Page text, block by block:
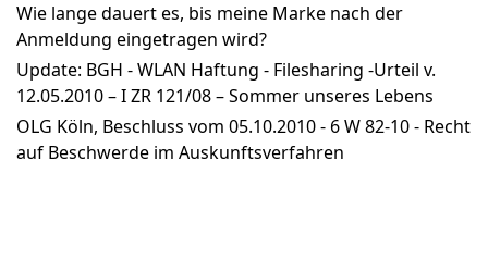
Wie lange dauert es, bis meine Marke nach der
Anmeldung eingetragen wird?
Update: BGH - WLAN Haftung - Filesharing -Urteil v.
12.05.2010 – I ZR 121/08 – Sommer unseres Lebens
OLG Köln, Beschluss vom 05.10.2010 - 6 W 82-10 - Recht
auf Beschwerde im Auskunftsverfahren